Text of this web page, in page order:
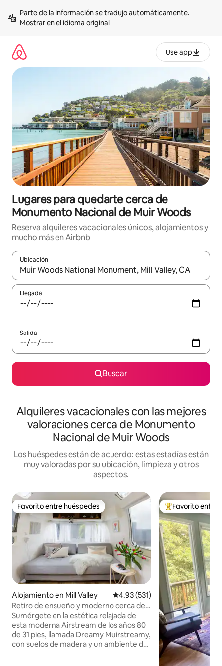
contenidoMostrar en el idioma original
Use app
Lugares para quedarte cerca de
Monumento Nacional de Muir Woods
Reserva alquileres vacacionales únicos, alojamientos y
mucho más en Airbnb
Ubicación
Cuando los resultados estén disponibles, navega con las
Llegada
Salida
Buscar
Alquileres vacacionales con las mejores
valoraciones cerca de Monumento
Nacional de Muir Woods
Los huéspedes están de acuerdo: estas estadías están
muy valoradas por su ubicación, limpieza y otros
aspectos.
Favorito entre huéspedes
Favorito entre huéspedes
Alojamiento en Mill Valley Calificación promedio: 4.93 de
4.93 (531)
Retiro de ensueño y moderno cerca de
Muir Woods
Sumérgete en la estética relajada de
esta moderna Airstream de los años 80
de 31 pies, llamada Dreamy Muirstreamy,
con suelos de madera y un ambiente de
Favorito entre
Favorito entre